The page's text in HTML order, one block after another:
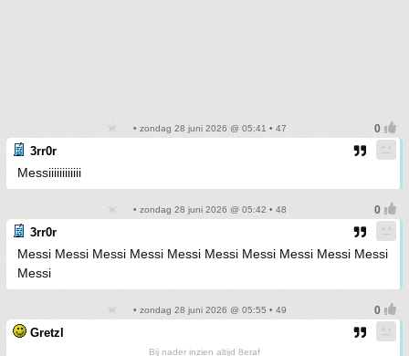
• zondag 28 juni 2026 @ 05:41 • 47
3rr0r
Messiiiiiiiiiiii
• zondag 28 juni 2026 @ 05:42 • 48
3rr0r
Messi Messi Messi Messi Messi Messi Messi Messi Messi Messi
Messi
• zondag 28 juni 2026 @ 05:55 • 49
Gretzl
Bij nader inzien altijd 8eraf